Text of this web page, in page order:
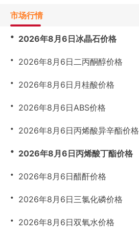
市场行情
・ 2026年8月6日冰晶石价格
・ 2026年8月6日二丙酮醇价格
・ 2026年8月6日月桂酸价格
・ 2026年8月6日ABS价格
・ 2026年8月6日丙烯酸异辛酯价格
・ 2026年8月6日丙烯酸丁酯价格
・ 2026年8月6日醋酐价格
・ 2026年8月6日三氯化磷价格
・ 2026年8月6日双氧水价格